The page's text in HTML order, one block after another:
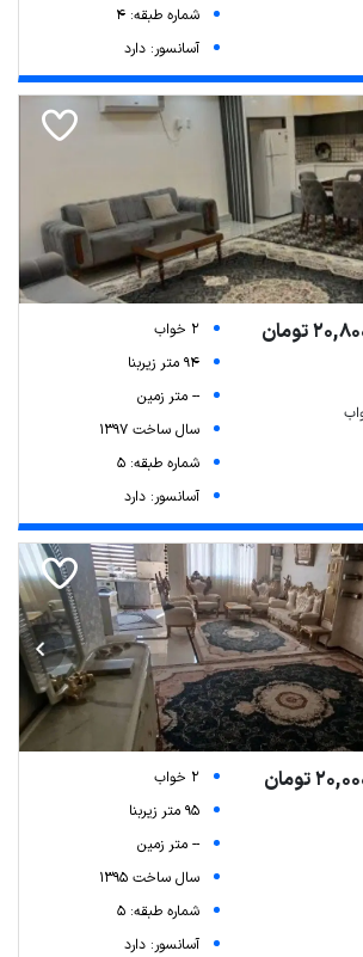
شماره طبقه: 4
آسانسور: دارد
2 خواب
94 متر زیربنا
-- متر زمین
سال ساخت 1397
شماره طبقه: 5
آسانسور: دارد
2 خواب
95 متر زیربنا
-- متر زمین
سال ساخت 1395
شماره طبقه: 5
آسانسور: دارد